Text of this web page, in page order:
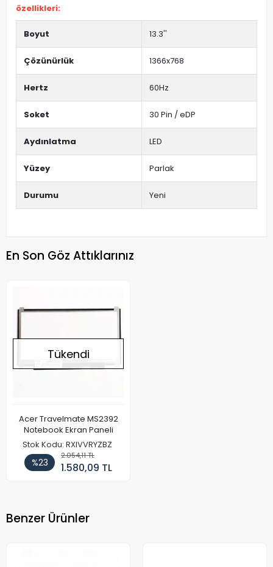
özellikleri:
Boyut 13.3''
Çözünürlük 1366x768
Hertz 60Hz
Soket 30 Pin / eDP
Aydınlatma LED
Yüzey Parlak
Durumu Yeni
En Son Göz Attıklarınız
Tükendi
Acer Travelmate MS2392
Notebook Ekran Paneli
Stok Kodu: RXIVVRYZBZ
%23
2.054,11 TL
1.580,09 TL
Benzer Ürünler